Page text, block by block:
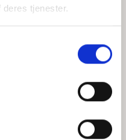
tjenester.